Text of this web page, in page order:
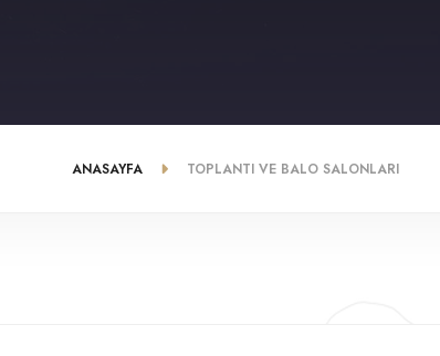
ANASAYFA TOPLANTI VE BALO SALONLARI